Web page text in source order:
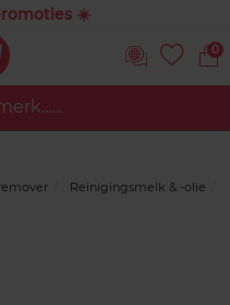
☀️
0
Reinigingsmelk & -olie